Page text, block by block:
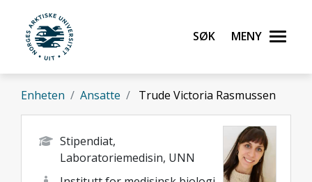
Gå til hovedinnhold
UiT Norges arktiske universitet
Søk Meny
Enheten Ansatte Trude Victoria Rasmussen
Stipendiat,
Laboratoriemedisin, UNN